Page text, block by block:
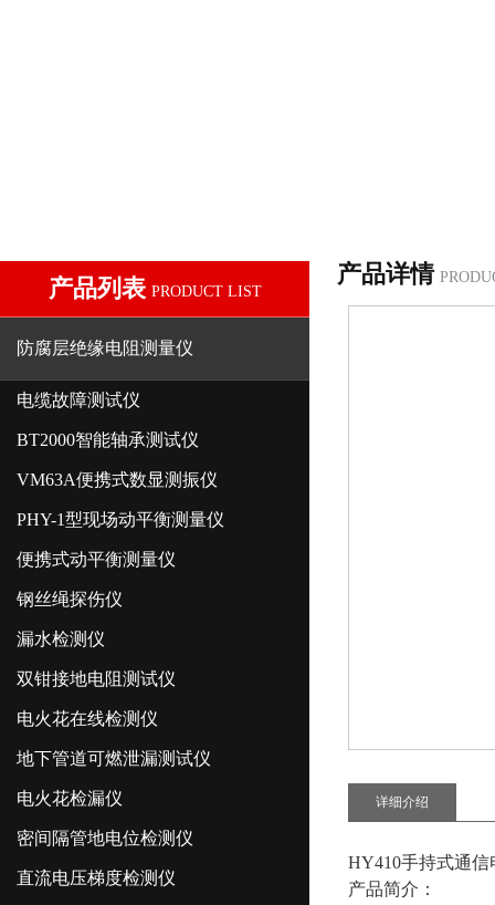
产品列表 PRODUCT LIST
防腐层绝缘电阻测量仪
电缆故障测试仪
BT2000智能轴承测试仪
VM63A便携式数显测振仪
PHY-1型现场动平衡测量仪
便携式动平衡测量仪
钢丝绳探伤仪
漏水检测仪
双钳接地电阻测试仪
电火花在线检测仪
地下管道可燃泄漏测试仪
电火花检漏仪
密间隔管地电位检测仪
直流电压梯度检测仪
产品详情
详细介绍
HY410手持式通
产品简介 ：